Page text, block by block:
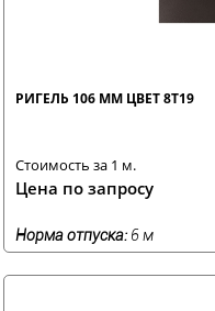
РИГЕЛЬ 106 ММ ЦВЕТ 8T19
Стоимость за 1 м.
Цена по запросу
Норма отпуска: 6 м